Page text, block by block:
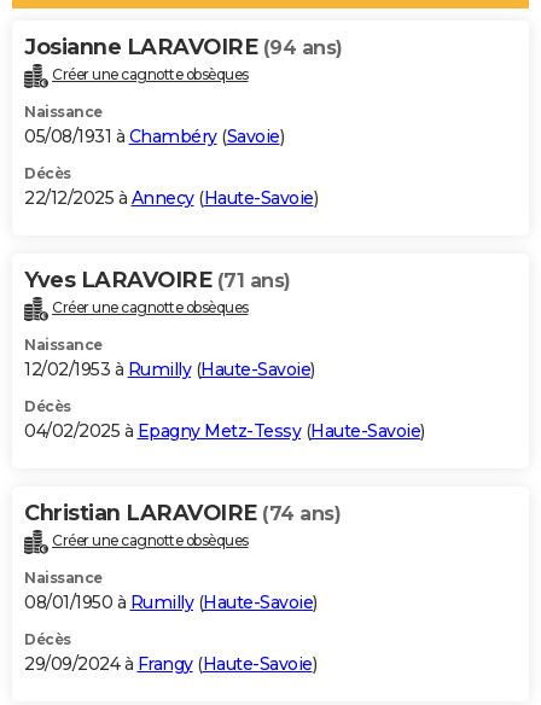
Alimentation
Guide de la santé
Maladies
Médicaments
Sommeil
VOYAGE
Destinations
City break
Voyage nature
Voyage de noces
Forum
Climat
+PHOTO
GUIDES D'ACHAT
BONS PLANS
Carte de Noël
Carte Bonne année
Carte Saint-Valentin
Carte Pâques
Carte d'anniversaire
DICTIONNAIRE
Dictionnaire
Biographies
Citations
Expressions
Proverbes
PROGRAMME TV
S'inscrire
Se connecter
Lycées
Collèges
Primaires
Universités
Entreprises
Service militaire
Avis de recherche
AVIS DE DÉCÈS
Bricolage
Lifestyle
Culture
Sport
Auto
Television
Voyage
Cinema
Josianne LARAVOIRE (94 ans)
Créer une cagnotte obsèques
Naissance
05/08/1931 à Chambéry(Savoie)
Décès
22/12/2025 à Annecy(Haute-Savoie)
Yves LARAVOIRE (71 ans)
Créer une cagnotte obsèques
Naissance
12/02/1953 à Rumilly(Haute-Savoie)
Décès
04/02/2025 à Epagny Metz-Tessy(Haute-Savoie)
Christian LARAVOIRE (74 ans)
Créer une cagnotte obsèques
Naissance
08/01/1950 à Rumilly(Haute-Savoie)
Décès
29/09/2024 à Frangy(Haute-Savoie)